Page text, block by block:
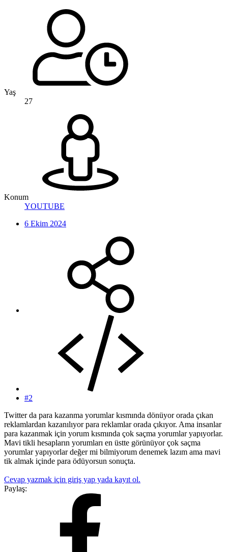
Yaş
27
Konum
YOUTUBE
6 Ekim 2024
#2
Twitter da para kazanma yorumlar kısmında dönüyor orada çıkan
reklamlardan kazanılıyor para reklamlar orada çıkıyor. Ama insanlar
para kazanmak için yorum kısmında çok saçma yorumlar yapıyorlar.
Mavi tikli hesapların yorumları en üstte görünüyor çok saçma
yorumlar yapıyorlar değer mi bilmiyorum denemek lazım ama mavi
tik almak içinde para ödüyorsun sonuçta.
Cevap yazmak için giriş yap yada kayıt ol.
Paylaş: